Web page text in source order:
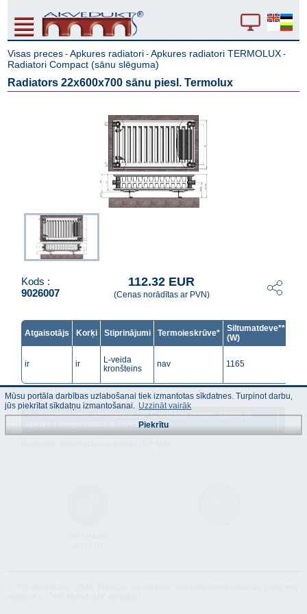
Visas preces -Apkures radiatori -Apkures radiatori TERMOLUX -
Radiatori Compact (sānu slēguma)
Radiators 22x600x700 sānu piesl. Termolux
Kods :
9026007
112.32 EUR
(Cenas norādītas ar PVN)
Atgaisotājs Korķi Stiprinājumi Termoieskrūve*
Siltumatdeve**
(W)
ir ir
L-veida
kronšteins
nav 1165
* - Heimeier termoieskrūve.
** - Siltumatdeve aprēķināta 20° C istabas temperatūrai, ja
apkures temperatūra ir 75/65° C.
Mūsu portāla darbības uzlabošanai tiek izmantotas sīkdatnes. Turpinot darbu,
jūs piekrītat sīkdatņu izmantošanai. Uzzināt vairāk
Piekrītu